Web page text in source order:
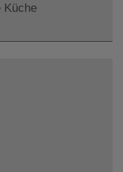
Küche